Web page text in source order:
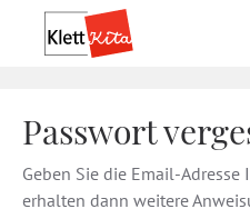
Passwort
Geben Sie die Email-Adresse
erhalten dann weitere